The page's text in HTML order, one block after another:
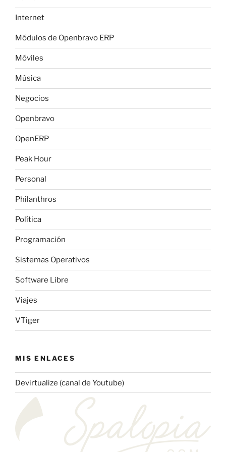
Internet
Módulos de Openbravo ERP
Móviles
Música
Negocios
Openbravo
OpenERP
Peak Hour
Personal
Philanthros
Política
Programación
Sistemas Operativos
Software Libre
Viajes
VTiger
MIS ENLACES
Devirtualize (canal de Youtube)